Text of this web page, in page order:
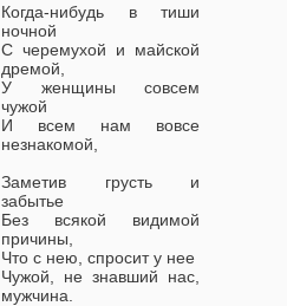
Когда-нибудь в тиши
ночной
С черемухой и майской
дремой,
У женщины совсем
чужой
И всем нам вовсе
незнакомой,
Заметив грусть и
забытье
Без всякой видимой
причины,
Что с нею, спросит у нее
Чужой, не знавший нас,
мужчина.